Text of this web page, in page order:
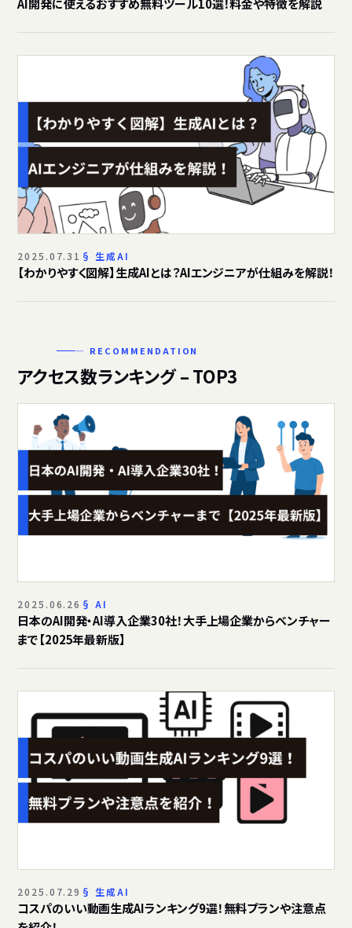
AI開発に使えるおすすめ無料ツール10選！料金や特徴を解説
2025.07.31 生成AI
【わかりやすく図解】生成AIとは？AIエンジニアが仕組みを解説！
— RECOMMENDATION
アクセス数ランキング – TOP3
2025.06.26 AI
日本のAI開発・AI導入企業30社！大手上場企業からベンチャー
まで【2025年最新版】
2025.07.29 生成AI
コスパのいい動画生成AIランキング9選！無料プランや注意点